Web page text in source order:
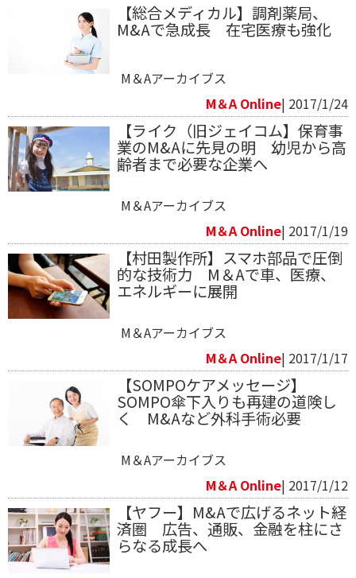
【総合メディカル】調剤薬局、
M&Aで急成長 在宅医療も強化
M＆Aアーカイブス
M＆A Online| 2017/1/24
【ライク（旧ジェイコム】保育事
業のM&Aに先見の明 幼児から高
齢者まで必要な企業へ
M＆Aアーカイブス
M＆A Online| 2017/1/19
​【村田製作所】スマホ部品で圧倒
的な技術力 M＆Aで車、医療、
エネルギーに展開
M＆Aアーカイブス
M＆A Online| 2017/1/17
【SOMPOケアメッセージ】
SOMPO傘下入りも再建の道険し
く M&Aなど外科手術必要
M＆Aアーカイブス
M＆A Online| 2017/1/12
【ヤフー】M&Aで広げるネット経
済圏 広告、通販、金融を柱にさ
らなる成長へ